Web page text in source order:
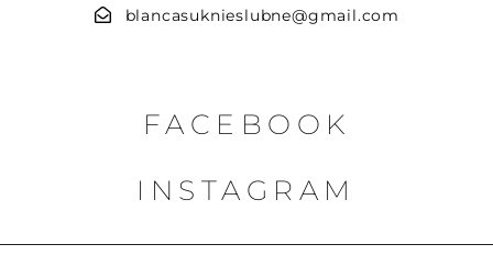
blancasuknieslubne@gmail.com
FACEBOOK
INSTAGRAM